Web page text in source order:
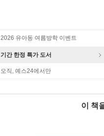
2026 유아동 여름방학 이벤트
기간 한정 특가 도서
오직, 예스24에서만
이 책